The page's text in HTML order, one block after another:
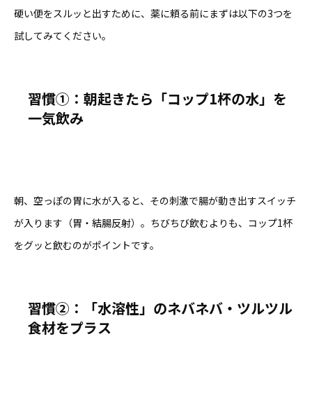
硬い便をスルッと出すために、薬に頼る前にまずは以下の3つを
試してみてください。
習慣①：朝起きたら「コップ1杯の水」を
一気飲み
朝、空っぽの胃に水が入ると、その刺激で腸が動き出すスイッチ
が入ります（胃・結腸反射）。ちびちび飲むよりも、コップ1杯
をグッと飲むのがポイントです。
習慣②：「水溶性」のネバネバ・ツルツル
食材をプラス